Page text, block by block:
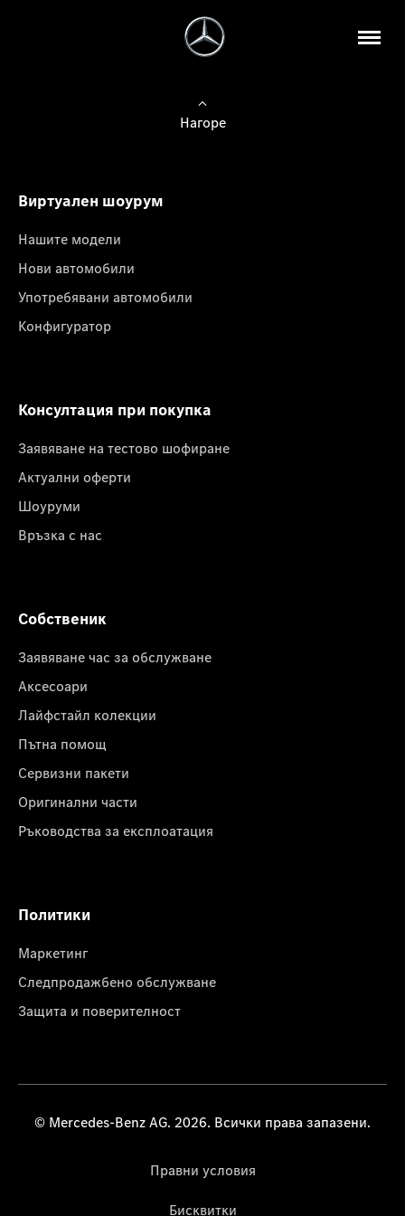
Нагоре
Виртуален шоурум
Нашите модели
Нови автомобили
Употребявани автомобили
Конфигуратор
Консултация при покупка
Заявяване на тестово шофиране
Актуални оферти
Шоуруми
Връзка с нас
Собственик
Заявяване час за обслужване
Аксесоари
Лайфстайл колекции
Пътна помощ
Сервизни пакети
Оригинални части
Ръководства за експлоатация
Политики
Маркетинг
Следпродажбено обслужване
Защита и поверителност
© Mercedes-Benz AG. 2026. Всички права запазени.
Правни условия
Бисквитки